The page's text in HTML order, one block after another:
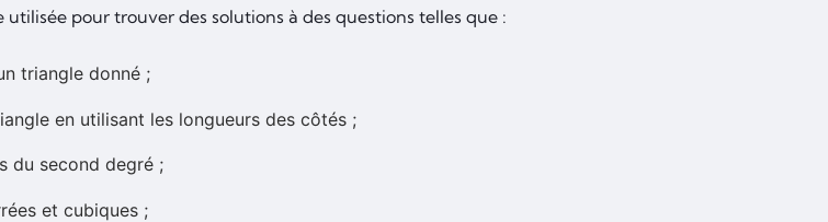
utilisée pour trouver des solutions à des questions telles que :
triangle donné ;
en utilisant les longueurs des côtés ;
du second degré ;
et cubiques ;